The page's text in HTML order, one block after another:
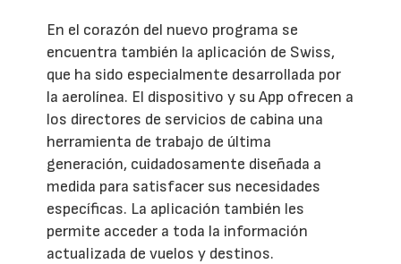
En el corazón del nuevo programa se
encuentra también la aplicación de Swiss,
que ha sido especialmente desarrollada por
la aerolínea. El dispositivo y su App ofrecen a
los directores de servicios de cabina una
herramienta de trabajo de última
generación, cuidadosamente diseñada a
medida para satisfacer sus necesidades
específicas. La aplicación también les
permite acceder a toda la información
actualizada de vuelos y destinos.